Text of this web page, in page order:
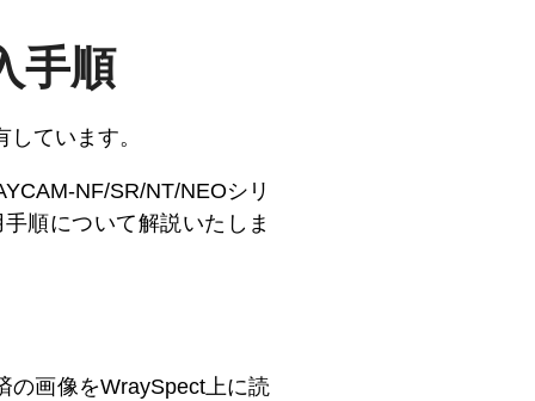
手順
ています。
NF/SR/NT/NEOシリ
順について解説いたしま
の画像をWraySpect上に読